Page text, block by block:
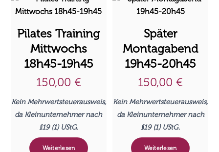
Pilates Training
Mittwochs
18h45-19h45
150,00 €
Kein Mehrwertsteuerausweis,
da Kleinunternehmer nach
§19 (1) UStG.
Weiterlesen
Später
Montagabend
19h45-20h45
150,00 €
Kein Mehrwertsteuerausweis,
da Kleinunternehmer nach
§19 (1) UStG.
Weiterlesen